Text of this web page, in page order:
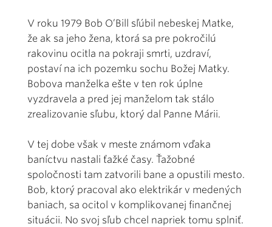
V roku 1979 Bob O’Bill sľúbil nebeskej Matke,
že ak sa jeho žena, ktorá sa pre pokročilú
rakovinu ocitla na pokraji smrti, uzdraví,
postaví na ich pozemku sochu Božej Matky.
Bobova manželka ešte v ten rok úplne
vyzdravela a pred jej manželom tak stálo
zrealizovanie sľubu, ktorý dal Panne Márii.
V tej dobe však v meste známom vďaka
baníctvu nastali ťažké časy. Ťažobné
spoločnosti tam zatvorili bane a opustili mesto.
Bob, ktorý pracoval ako elektrikár v medených
baniach, sa ocitol v komplikovanej finančnej
situácii. No svoj sľub chcel napriek tomu splniť.